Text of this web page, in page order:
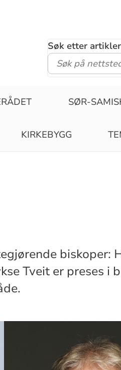
Søk etter
SØR-
KIRKEBYGG
biskoper:
Tveit er preses i